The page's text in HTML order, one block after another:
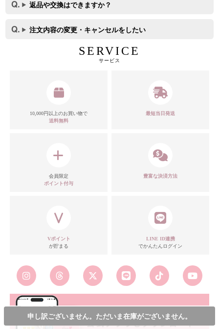
¥ 9,900税込 カラー・サイズを選んでカートに入れる
申し訳ございません。ただいま在庫がございません。
返品や交換はできますか？
注文内容の変更・キャンセルをしたい
SERVICE
サービス
10,000円以上のお買い物で
送料無料
最短当日発送
会員限定
ポイント付与
豊富な決済方法
Vポイント
が貯まる
LINE ID連携
でかんたんログイン